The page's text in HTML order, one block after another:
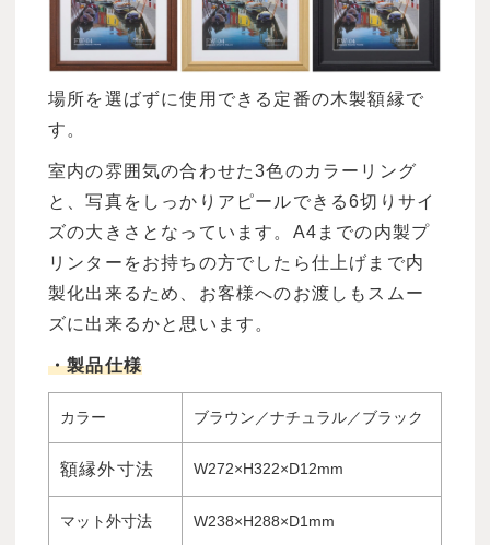
場所を選ばずに使用できる定番の木製額縁で
す。
室内の雰囲気の合わせた3色のカラーリング
と、写真をしっかりアピールできる6切りサイ
ズの大きさとなっています。A4までの内製プ
リンターをお持ちの方でしたら仕上げまで内
製化出来るため、お客様へのお渡しもスムー
ズに出来るかと思います。
・製品仕様
カラー ブラウン／ナチュラル／ブラック
額縁外寸法 W272×H322×D12mm
マット外寸法 W238×H288×D1mm